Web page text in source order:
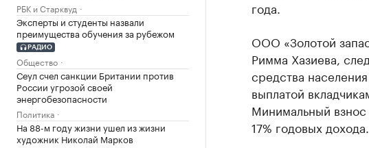
РБК и Старквуд
Эксперты и студенты назвали
преимущества обучения за рубежом
РАДИО
Общество
Сеул счел санкции Британии против
России угрозой своей
энергобезопасности
Политика
На 88-м году жизни ушел из жизни
художник Николай Марков
года.
ООО «Золотой
Римма Хазиева,
средства
выплатой
Минимальный
17% годовых дохода.